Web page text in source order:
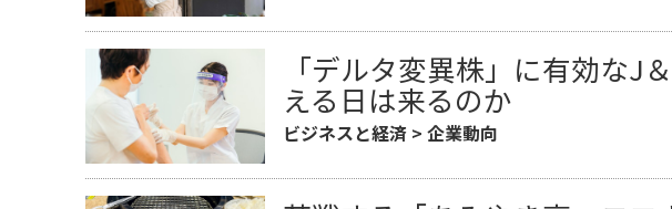
「デルタ変異株」に有効な
える日は来るのか
ビジネスと経済 >企業動向